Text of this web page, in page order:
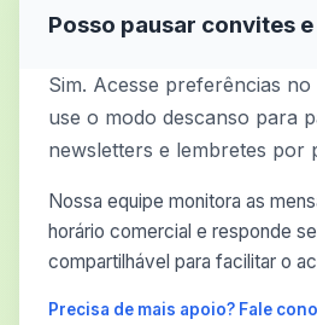
Posso pausar convites
Sim. Acesse preferências
use o modo descanso para
newsletters e lembretes por
Nossa equipe monitora as
horário comercial e responde
compartilhável para facilitar o
Precisa de mais apoio? Fale